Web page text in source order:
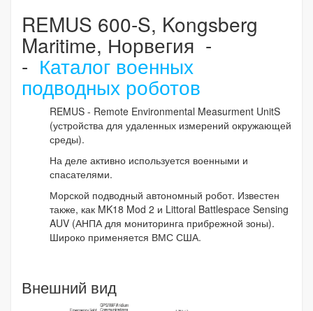
REMUS 600-S, Kongsberg
Maritime, Норвегия -
- Каталог военных
подводных роботов
REMUS - Remote Environmental Measurment UnitS
(устройства для удаленных измерений окружающей
среды).
На деле активно используется военными и
спасателями.
Морской подводный автономный робот. Известен
также, как MK18 Mod 2 и Littoral Battlespace Sensing
AUV (АНПА для мониторинга прибрежной зоны).
Широко применяется ВМС США.
Внешний вид